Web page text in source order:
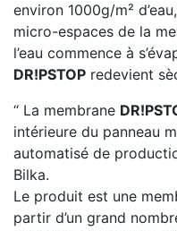
environ 1000g/m²
micro-espaces de la
l’eau commence à
DR!PSTOP redevient
“ La membrane
intérieure du panneau
automatisé de
Bilka.
Le produit est une
partir d’un grand